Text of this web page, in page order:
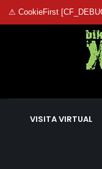
⚠ CookieFirst
VISITA VIRTUAL